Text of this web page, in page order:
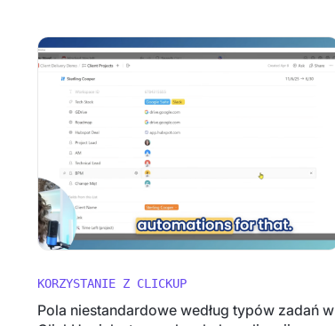
KORZYSTANIE Z CLICKUP
Pola niestandardowe według typów zadań w